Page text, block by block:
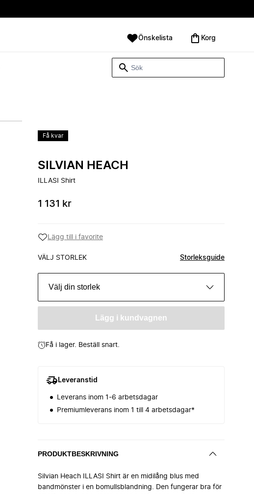
Önskelista Korg
Få kvar
SILVIAN HEACH
ILLASI Shirt
1 131 kr
Lägg till i favorite
VÄLJ STORLEK Storleksguide
Välj din storlek
Lägg i kundvagnen
Få i lager. Beställ snart.
Leveranstid
Leverans inom 1-6 arbetsdagar
Premiumleverans inom 1 till 4 arbetsdagar*
PRODUKTBESKRIVNING
Silvian Heach ILLASI Shirt är en midilång blus med
bandmönster i en bomullsblandning. Den fungerar bra för